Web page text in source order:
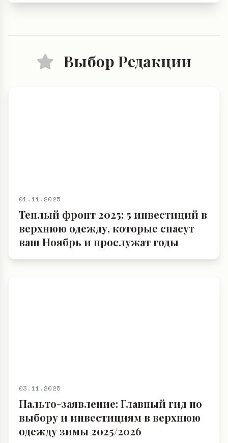
Выбор Редакции
01.11.2025
Теплый фронт 2025: 5 инвестиций в
верхнюю одежду, которые спасут
ваш Ноябрь и прослужат годы
03.11.2025
Пальто-заявление: Главный гид по
выбору и инвестициям в верхнюю
одежду зимы 2025/2026